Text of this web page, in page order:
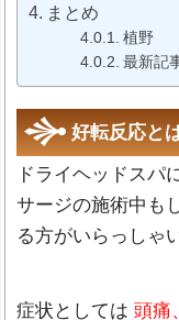
まとめ
植野
最新記
好転反応と
ドライヘッドスパ
サージの施術中も
る方がいらっしゃ
症状としては 頭痛